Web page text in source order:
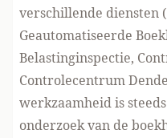
verschillende diensten
Geautomatiseerde
Belastinginspectie,
Controlecentrum
werkzaamheid is
onderzoek van de